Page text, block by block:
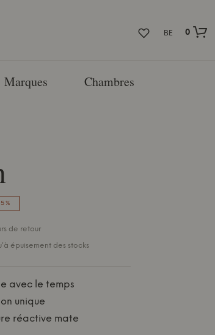
BE
0
Marques Chambres
de retour
épuisement des stocks
avec le temps
unique
réactive mate